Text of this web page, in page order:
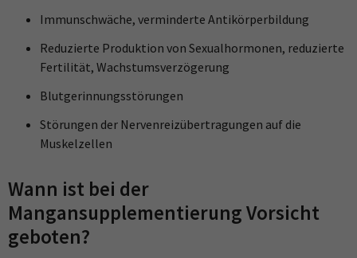
Immunschwäche, verminderte Antikörperbildung
Reduzierte Produktion von Sexualhormonen, reduzierte
Fertilität, Wachstumsverzögerung
Blutgerinnungsstörungen
Störungen der Nervenreizübertragungen auf die
Muskelzellen
Wann ist bei der
Mangansupplementierung Vorsicht
geboten?